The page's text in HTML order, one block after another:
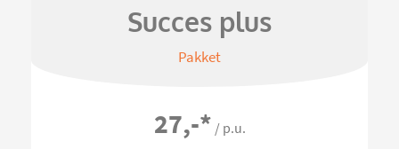
Succes plus
Pakket
27,-* / p.u.